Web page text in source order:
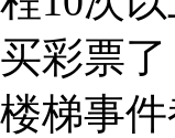
彩票
梯事